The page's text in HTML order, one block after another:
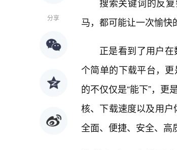
分享
马，都可能让一次愉快
正是看到了用户
个简单的下载平台，
的不仅仅是“能下”，更
核、下载速度以及用
全面、便捷、安全、高